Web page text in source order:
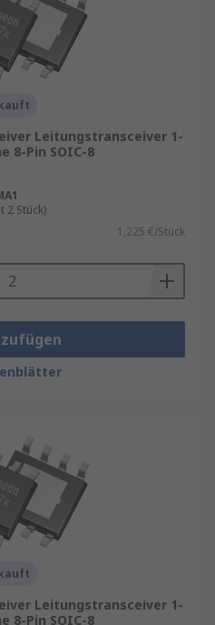
Leitungstransceiver 1-
8-Pin SOIC-8
2 Stück)
1,225 €/Stück
Leitungstransceiver 1-
8-Pin SOIC-8